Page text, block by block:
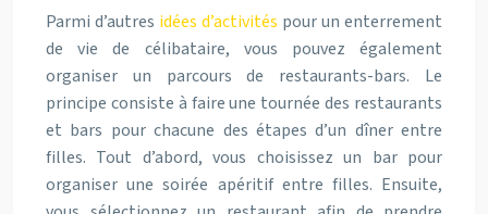
Parmi d’autres idées d’activités pour un enterrement
de vie de célibataire, vous pouvez également
organiser un parcours de restaurants-bars. Le
principe consiste à faire une tournée des restaurants
et bars pour chacune des étapes d’un dîner entre
filles. Tout d’abord, vous choisissez un bar pour
organiser une soirée apéritif entre filles. Ensuite,